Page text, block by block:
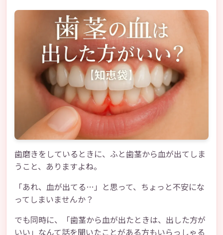
歯磨きをしているときに、ふと歯茎から血が出てしま
うこと、ありますよね。
「あれ、血が出てる…」と思って、ちょっと不安にな
ってしまいませんか？
でも同時に、「歯茎から血が出たときは、出した方が
いい」なんて話を聞いたことがある方もいらっしゃる